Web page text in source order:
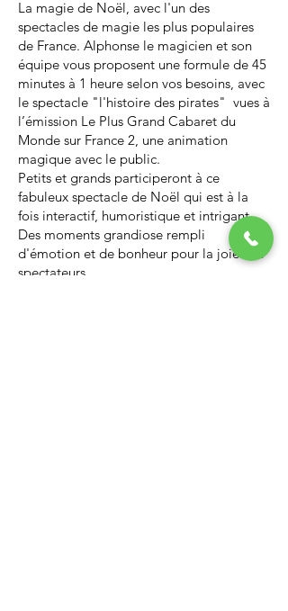
La magie de Noël, avec l'un des
spectacles de magie les plus populaires
de France. Alphonse le magicien et son
équipe vous proposent une formule de 45
minutes à 1 heure selon vos besoins, avec
le spectacle "l'histoire des pirates" vues à
l’émission Le Plus Grand Cabaret du
Monde sur France 2, une animation
magique avec le public.
Petits et grands participeront à ce
fabuleux spectacle de Noël qui est à la
fois interactif, humoristique et intrigant.
Des moments grandiose rempli
d'émotion et de bonheur pour la joie des
spectateurs.